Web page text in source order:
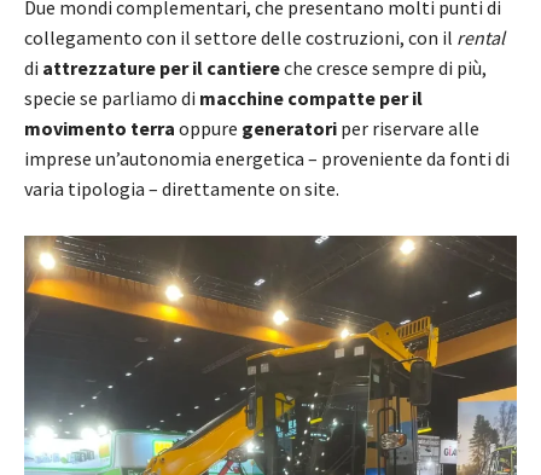
Due mondi complementari, che presentano molti punti di
collegamento con il settore delle costruzioni, con il rental
di attrezzature per il cantiereche cresce sempre di più,
specie se parliamo di macchine compatte per il
movimento terra oppure generatori per riservare alle
imprese un’autonomia energetica – proveniente da fonti di
varia tipologia – direttamente on site.